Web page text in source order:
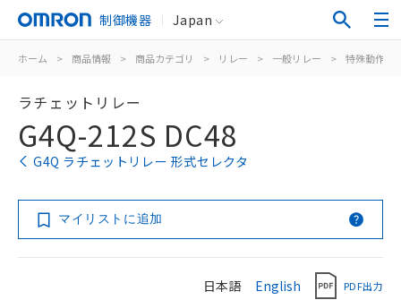
制御機器 Japan
ホーム > 商品情報 > 商品カテゴリ > リレー > 一般リレー > 特殊動作用
ラチェットリレー
G4Q-212S DC48
G4Q ラチェットリレー 形式セレクタ
マイリストに追加
日本語 English PDF出力